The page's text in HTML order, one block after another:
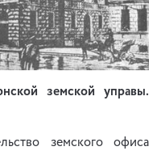
земской управы.
земского офиса